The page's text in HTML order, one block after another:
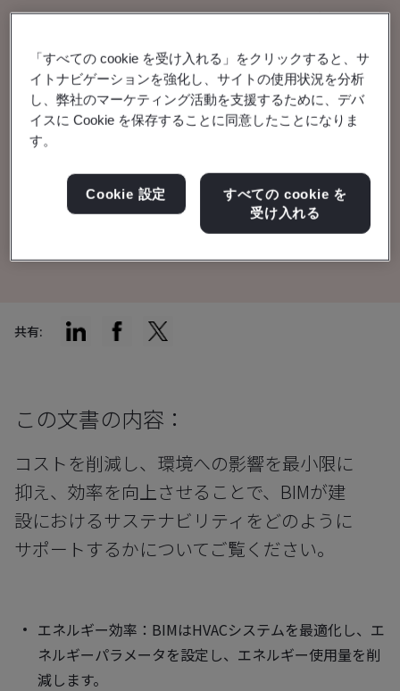
BIMによるサステナビリ
ティ目標の達成
ビルディングインフォメーションモデリング
を活用して、持続可能な建設手法を推進し、
環境目標を達成します。
ホワイトペーパーのダウンロード
共有:
この文書の内容：
コストを削減し、環境への影響を最小限に
抑え、効率を向上させることで、BIMが建
設におけるサステナビリティをどのように
サポートするかについてご覧ください。
エネルギー効率：BIMはHVACシステムを最適化し、エ
ネルギーパラメータを設定し、エネルギー使用量を削
減します。
「すべての cookie を受け入れる」をクリックすると、サ
イトナビゲーションを強化し、サイトの使用状況を分析
し、弊社のマーケティング活動を支援するために、デバ
イスに Cookie を保存することに同意したことになりま
す。
Cookie 設定
すべての cookie を
受け入れる